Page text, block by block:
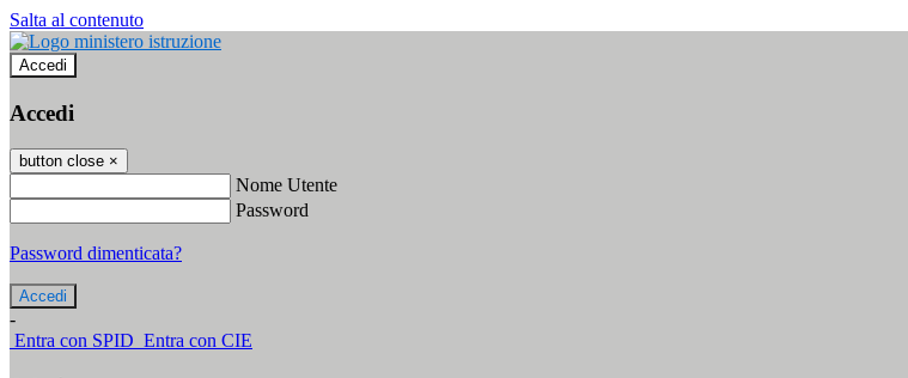
Salta al contenuto
Accedi
Accedi
button close ×
Nome Utente
Password
Password dimenticata?
-
Entra con SPID Entra con CIE